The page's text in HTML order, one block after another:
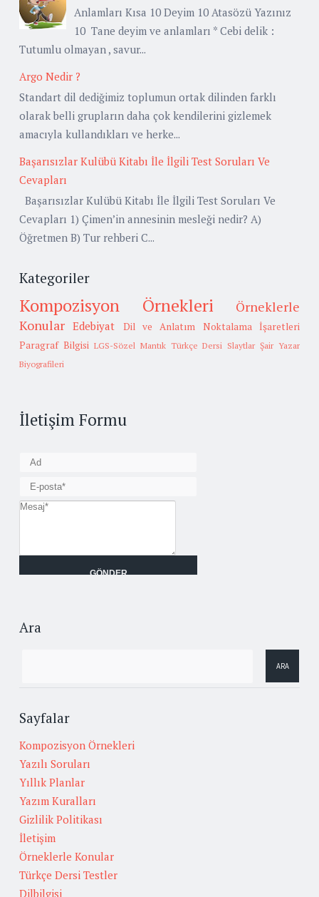
Anlamları Kısa 10 Deyim 10 Atasözü Yazınız
10 Tane deyim ve anlamları * Cebi delik :
Tutumlu olmayan , savur...
Argo Nedir ?
Standart dil dediğimiz toplumun ortak dilinden farklı
olarak belli grupların daha çok kendilerini gizlemek
amacıyla kullandıkları ve herke...
Başarısızlar Kulübü Kitabı İle İlgili Test Soruları Ve
Cevapları
Başarısızlar Kulübü Kitabı İle İlgili Test Soruları Ve
Cevapları 1) Çimen’in annesinin mesleği nedir? A)
Öğretmen B) Tur rehberi C...
Kategoriler
Kompozisyon Örnekleri
Örneklerle
Konular Edebiyat Dil ve Anlatım
Noktalama İşaretleri
Paragraf Bilgisi LGS-Sözel Mantık Türkçe Dersi Slaytlar Şair Yazar
Biyografileri
İletişim Formu
Ara
Sayfalar
Kompozisyon Örnekleri
Yazılı Soruları
Yıllık Planlar
Yazım Kuralları
Gizlilik Politikası
İletişim
Örneklerle Konular
Türkçe Dersi Testler
Dilbilgisi